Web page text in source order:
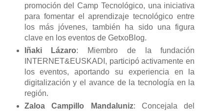
promoción del Camp Tecnológico, una iniciativa
para fomentar el aprendizaje tecnológico entre
los más jóvenes, también ha sido una figura
clave en los eventos de GetxoBlog.
Iñaki Lázaro: Miembro de la fundación
INTERNET&EUSKADI, participó activamente en
los eventos, aportando su experiencia en la
digitalización y el avance de la tecnología en la
región.
Zaloa Campillo Mandaluniz: Concejala del